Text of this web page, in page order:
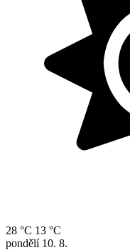
28 °C 13 °C
pondělí 10. 8.